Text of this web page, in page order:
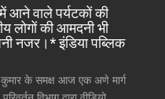
आने वाले पर्यटकों की
लोगों की आमदनी भी
नजर।* इंडिया पब्लिक
के समक्ष आज एक अणे मार्ग